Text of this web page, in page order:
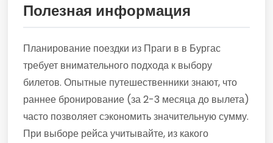
Полезная информация
Планирование поездки из Праги в в Бургас
требует внимательного подхода к выбору
билетов. Опытные путешественники знают, что
раннее бронирование (за 2-3 месяца до вылета)
часто позволяет сэкономить значительную сумму.
При выборе рейса учитывайте, из какого